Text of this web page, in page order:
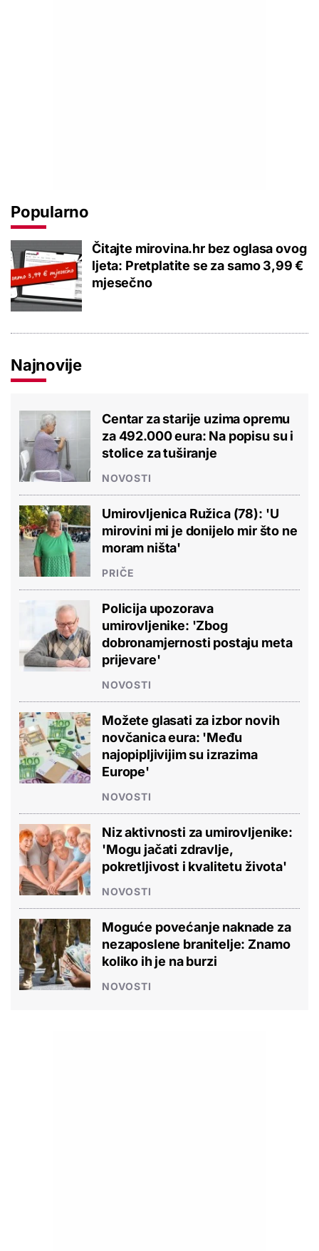
Popularno
Čitajte mirovina.hr bez oglasa ovog
ljeta: Pretplatite se za samo 3,99 €
mjesečno
Najnovije
Centar za starije uzima opremu
za 492.000 eura: Na popisu su i
stolice za tuširanje
NOVOSTI
Umirovljenica Ružica (78): 'U
mirovini mi je donijelo mir što ne
moram ništa'
PRIČE
Policija upozorava
umirovljenike: 'Zbog
dobronamjernosti postaju meta
prijevare'
NOVOSTI
Možete glasati za izbor novih
novčanica eura: 'Među
najopipljivijim su izrazima
Europe'
NOVOSTI
Niz aktivnosti za umirovljenike:
'Mogu jačati zdravlje,
pokretljivost i kvalitetu života'
NOVOSTI
Moguće povećanje naknade za
nezaposlene branitelje: Znamo
koliko ih je na burzi
NOVOSTI